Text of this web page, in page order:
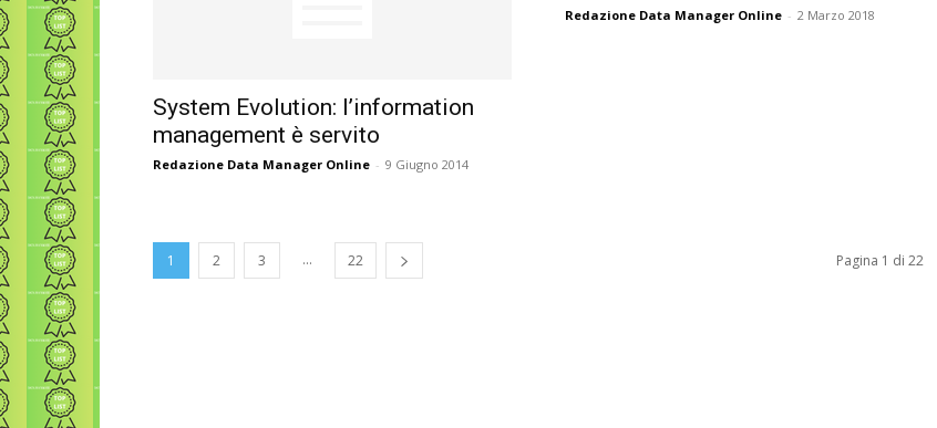
System Evolution: l’information
management è servito
Redazione Data Manager Online - 9 Giugno 2014
Redazione Data Manager Online - 2 Marzo 2018
1 2 3 ... 22 Pagina 1 di 22